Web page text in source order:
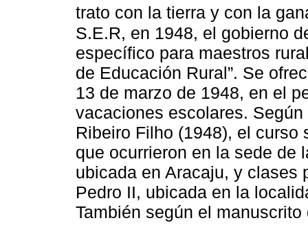
trato con la tierra y con la
S.E.R, en 1948, el gobierno
específico para maestros
de Educación Rural”. Se
13 de marzo de 1948, en el
vacaciones escolares.
Ribeiro Filho (1948), el
que ocurrieron en la sede de
ubicada en Aracaju, y clases
Pedro II, ubicada en la
También según el